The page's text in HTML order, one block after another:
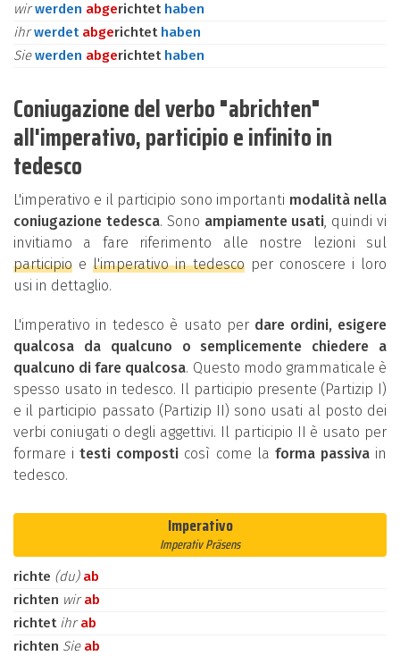
wirwerden abgerichtet haben
ihrwerdet abgerichtet haben
Siewerden abgerichtet haben
Coniugazione del verbo "abrichten"
all'imperativo, participio e infinito in
tedesco
L'imperativo e il participio sono importanti modalità nella
coniugazione tedesca. Sono ampiamente usati, quindi vi
invitiamo a fare riferimento alle nostre lezioni sul
participio e l'imperativo in tedesco per conoscere i loro
usi in dettaglio.
L'imperativo in tedesco è usato per dare ordini, esigere
qualcosa da qualcuno o semplicemente chiedere a
qualcuno di fare qualcosa. Questo modo grammaticale è
spesso usato in tedesco. Il participio presente (Partizip I)
e il participio passato (Partizip II) sono usati al posto dei
verbi coniugati o degli aggettivi. Il participio II è usato per
formare itesti composti così come la forma passivain
tedesco.
Imperativo
Imperativ Präsens
richte (du) ab
richten wirab
richtet ihrab
richten Sie ab